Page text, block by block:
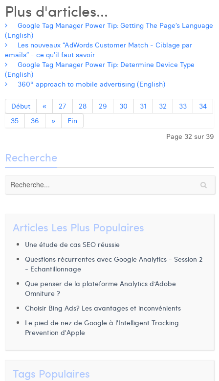
Plus d'articles...
Google Tag Manager Power Tip: Getting The Page’s Language
(English)
Les nouveaux “AdWords Customer Match - Ciblage par
emails” - ce qu’il faut savoir
Google Tag Manager Power Tip: Determine Device Type
(English)
360° approach to mobile advertising (English)
Début « 27 28 29 30 31 32 33
34
35
36 »
Fin
Page 32 sur 39
Recherche
Articles Les Plus Populaires
Une étude de cas SEO réussie
Questions récurrentes avec Google Analytics - Session 2
- Echantillonnage
Que penser de la plateforme Analytics d’Adobe
Omniture ?
Choisir Bing Ads? Les avantages et inconvénients
Le pied de nez de Google à l'Intelligent Tracking
Prevention d'Apple
Tags Populaires